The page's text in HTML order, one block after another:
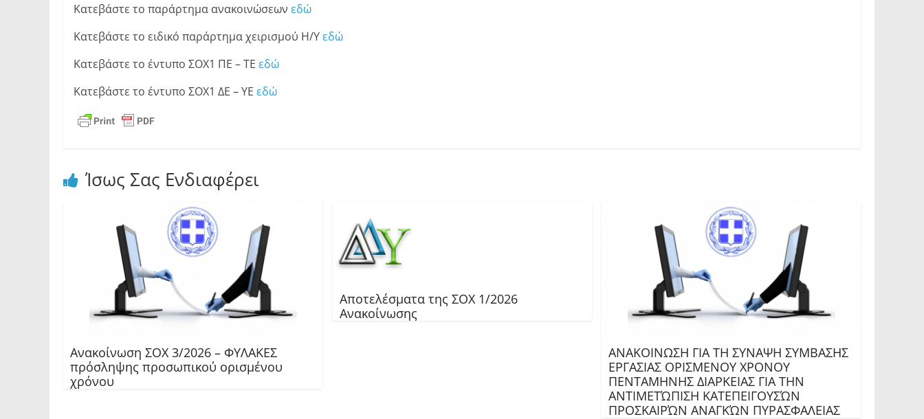
Κατεβάστε το παράρτημα ανακοινώσεων εδώ
Κατεβάστε το ειδικό παράρτημα χειρισμού Η/Υεδώ
Κατεβάστε το έντυπο ΣΟΧ1 ΠΕ – ΤΕ εδώ
Κατεβάστε το έντυπο ΣΟΧ1 ΔΕ – ΥΕ εδώ
Ίσως Σας Ενδιαφέρει
Ανακοίνωση ΣΟΧ 3/2026 – ΦΥΛΑΚΕΣ
πρόσληψης προσωπικού ορισμένου
χρόνου
Αποτελέσματα της ΣΟΧ 1/2026
Ανακοίνωσης
ΑΝΑΚΟΙΝΩΣΗ ΓΙΑ ΤΗ ΣΥΝΑΨΗ ΣΥΜΒΑΣΗΣ
ΕΡΓΑΣΙΑΣ ΟΡΙΣΜΕΝΟΥ ΧΡΟΝΟΥ
ΠΕΝΤΑΜΗΝΗΣ ΔΙΑΡΚΕΙΑΣ ΓΙΑ ΤΗΝ
ΑΝΤΙΜΕΤΏΠΙΣΗ ΚΑΤΕΠΕΙΓΟΥΣΏΝ
ΠΡΟΣΚΑΙΡΏΝ ΑΝΑΓΚΏΝ ΠΥΡΑΣΦΑΛΕΙΑΣ